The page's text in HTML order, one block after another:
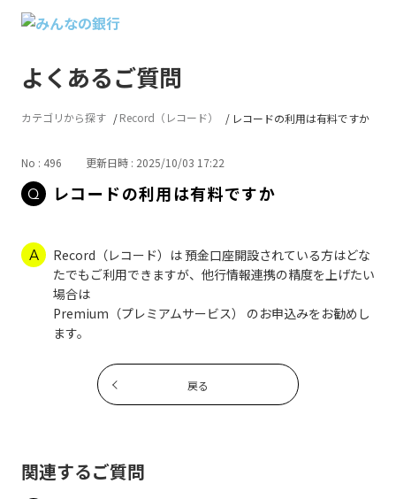
よくあるご質問
カテゴリから探す Record（レコード） レコードの利用は有料ですか
No : 496 更新日時 : 2025/10/03 17:22
レコードの利用は有料ですか
Record（レコード）は 預金口座開設されている方はどな
たでもご利用できますが、他行情報連携の精度を上げたい
場合は
Premium（プレミアムサービス） のお申込みをお勧めし
ます。
戻る
関連するご質問